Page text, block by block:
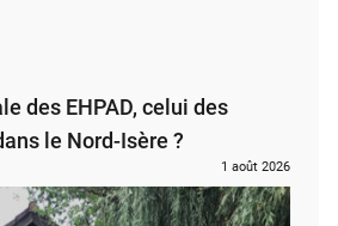
des EHPAD, celui des
le Nord-Isère ?
1 août 2026